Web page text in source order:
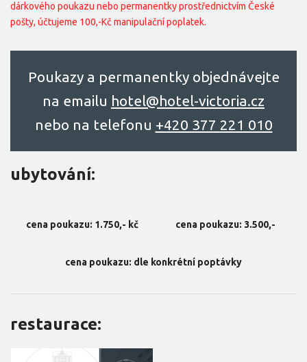
dárkového poukazu nebo permanentky prostřednictvím České
pošty, účtujeme 100,-Kč manipulační poplatek.
Poukazy a permanentky objednávejte
na emailu hоtel@hоtel-victоriа.cz
nebo na telefonu +420 377 221 010
ubytování:
cena poukazu: 1.750,- kč cena poukazu: 3.500,-
cena poukazu: dle konkrétní poptávky
restaurace: